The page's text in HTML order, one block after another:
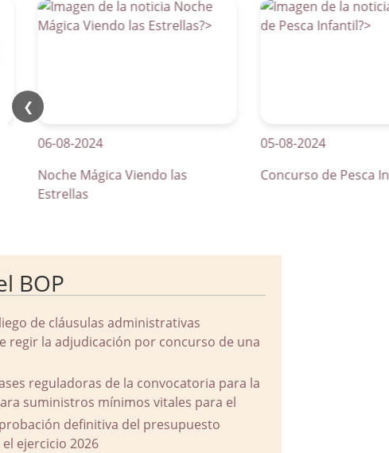
❮
06-08-2024
Noche Mágica Viendo las
Estrellas
05-08-2024
Concurso de Pesca Infantil
BOP
de cláusulas administrativas
regir la adjudicación por concurso de una
reguladoras de la convocatoria para la
suministros mínimos vitales para el
definitiva del presupuesto
ejercicio 2026